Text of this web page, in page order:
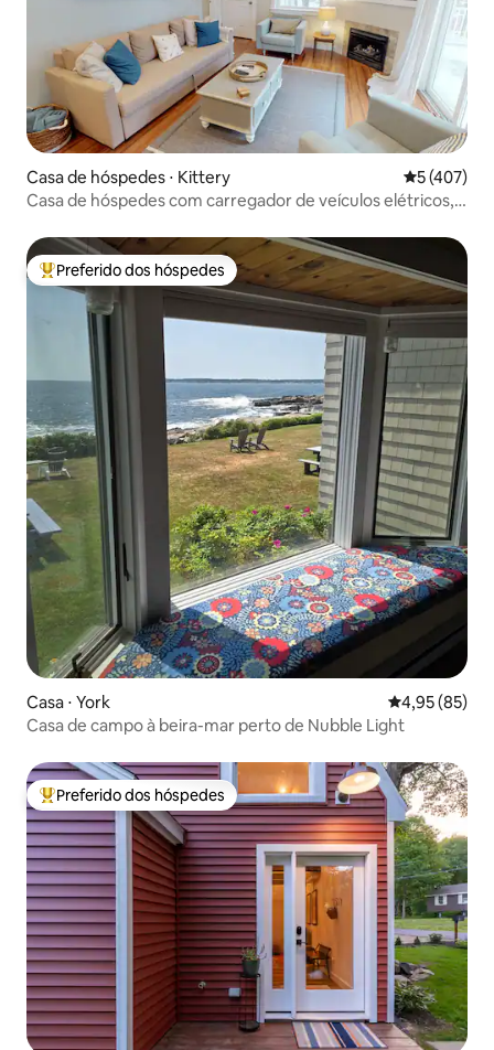
Casa de hóspedes ⋅ Kittery 5 de uma
5 (407)
Casa de hóspedes com carregador de veículos elétricos,
Entre os melhores preferidos dos hóspedes
Preferido dos hóspedes
Casa ⋅ York 4,95 de uma
4,95 (85)
Casa de campo à beira-mar perto de Nubble Light
Entre os melhores preferidos dos hóspedes
Preferido dos hóspedes